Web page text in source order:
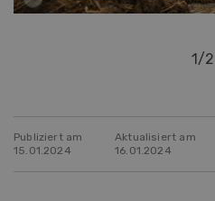
1/2
Publiziert am
15.01.2024
Aktualisiert am
16.01.2024